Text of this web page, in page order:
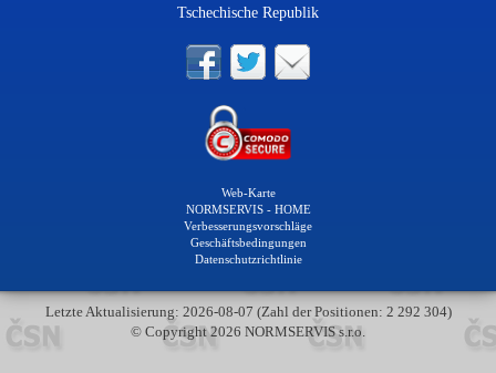
Tschechische Republik
Web-Karte
NORMSERVIS - HOME
Verbesserungsvorschläge
Geschäftsbedingungen
Datenschutzrichtlinie
Letzte Aktualisierung: 2026-08-07 (Zahl der Positionen: 2 292 304)
© Copyright 2026 NORMSERVIS s.r.o.